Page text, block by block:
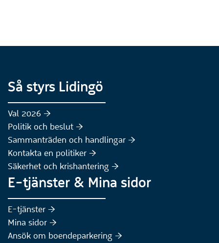
Så styrs Lidingö
Val 2026 :höger:
Politik och beslut :höger:
Sammanträden och handlingar :höger:
Kontakta en politiker :höger:
Säkerhet och krishantering :höger:
E-tjänster & Mina sidor
E-tjänster :höger:
Mina sidor :höger:
Ansök om boendeparkering :höger: